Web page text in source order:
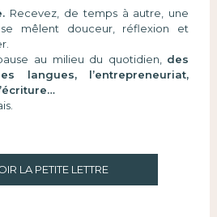
Recevez, de temps à autre, une
mêlent douceur, réflexion et
au milieu du quotidien, des
langues, l’entrepreneuriat,
LA PETITE LETTRE